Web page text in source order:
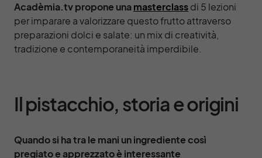
Acadèmia.tv propone unamasterclassdi 5 lezioni
per imparare a valorizzare questo frutto attraverso
preparazioni dolci e salate: un mix di creatività,
tradizione e contemporaneità imperdibile.
Il pistacchio, storia e origini
Quando si ha tra le mani un ingrediente così
pregiato e apprezzato è interessante